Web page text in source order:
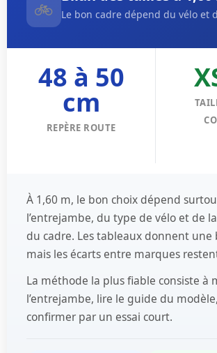
🚲 Le bon cadre dépend du vélo et
48 à 50
cm
REPÈRE ROUTE
À 1,60 m, le bon choix dépend
l’entrejambe, du type de vélo et de la
du cadre. Les tableaux donnent une
mais les écarts entre marques
La méthode la plus fiable consiste à
l’entrejambe, lire le guide du
confirmer par un essai court.